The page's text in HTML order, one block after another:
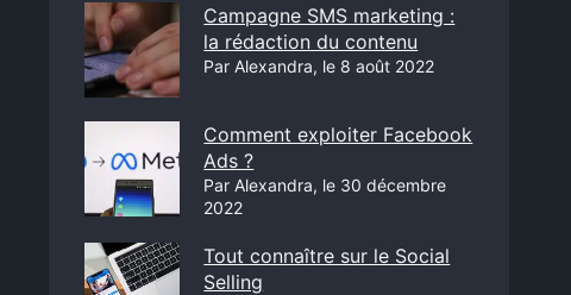
Campagne SMS marketing :
la rédaction du contenu
Par Alexandra, le 8 août 2022
Comment exploiter Facebook
Ads ?
Par Alexandra, le 30 décembre
2022
Tout connaître sur le Social
Selling